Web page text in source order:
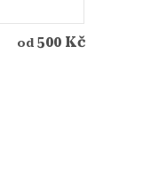
od500 Kč